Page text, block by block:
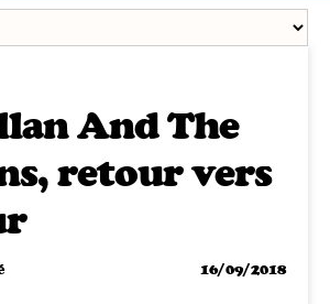
And The
retour vers
16/09/2018